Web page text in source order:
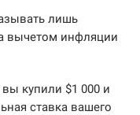
лишь
вычетом инфляции
купили $1 000 и
ставка вашего